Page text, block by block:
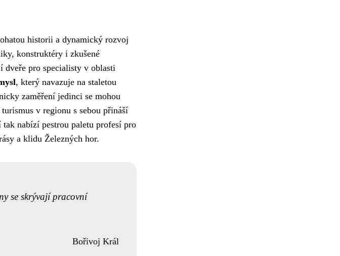
historii a dynamický rozvoj
konstruktéry i zkušené
dveře pro specialisty v oblasti
, který navazuje na staletou
zaměření jedinci se mohou
v regionu s sebou přináší
nabízí pestrou paletu profesí pro
a klidu Železných hor.
se skrývají pracovní
Bořivoj Král